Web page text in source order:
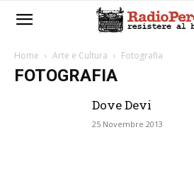
Home Arte e Cultura Fotografia
FOTOGRAFIA
Dove Devi
25 Novembre 2013